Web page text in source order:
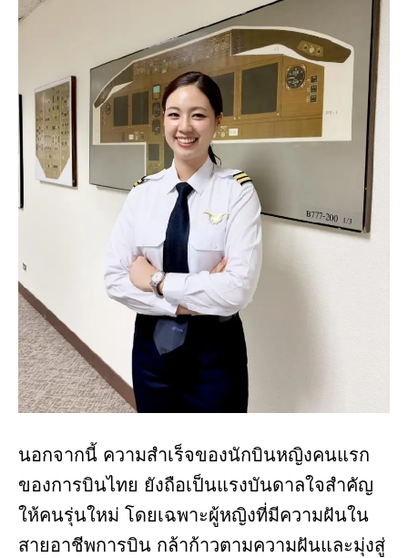
นอกจากนี้ ความสำเร็จของนักบินหญิงคนแรก
ของการบินไทย ยังถือเป็นแรงบันดาลใจสำคัญ
ให้คนรุ่นใหม่ โดยเฉพาะผู้หญิงที่มีความฝันใน
สายอาชีพการบิน กล้าก้าวตามความฝันและมุ่งสู่